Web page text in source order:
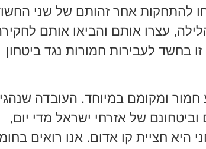
להתחקות אחר זהותם של שני
עצרו אותם והביאו אותם
לעבירות חמורות נגד ביטחון
ומקומם במיוחד. העובדה שנהגי
של אזרחי ישראל מדי יום,
חציית קו אדום. אנו רואים